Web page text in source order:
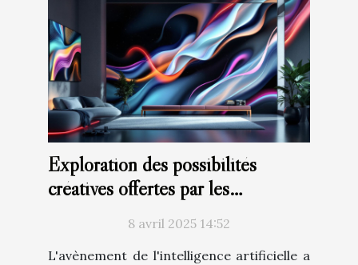
Exploration des possibilités
créatives offertes par les
générateurs d'images à base d'IA
8 avril 2025 14:52
L'avènement de l'intelligence artificielle a